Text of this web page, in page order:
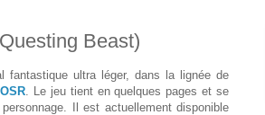
Beast)
fantastique ultra léger, dans la lignée de
OSR . Le jeu tient en quelques pages et se
Il est actuellement disponible